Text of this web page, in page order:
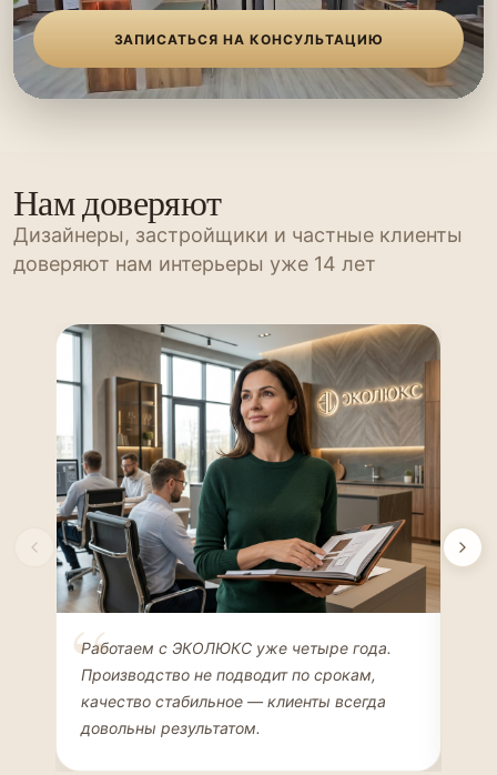
ЗАПИСАТЬСЯ НА КОНСУЛЬТАЦИЮ
Нам доверяют
Дизайнеры, застройщики и частные клиенты
доверяют нам интерьеры уже 14 лет
Елена Соколова
ДИЗАЙНЕР ИНТЕРЬЕРОВ
Работаем с ЭКОЛЮКС уже четыре года.
Производство не подводит по срокам,
качество стабильное — клиенты всегда
довольны результатом.